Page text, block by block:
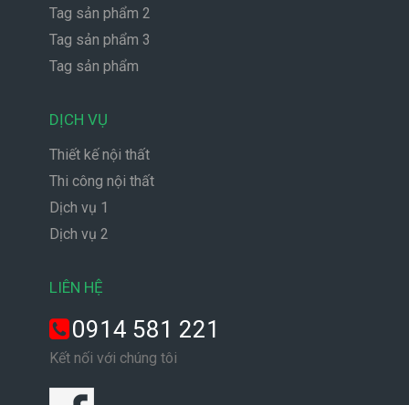
Tag sản phẩm 2
Tag sản phẩm 3
Tag sản phẩm
DỊCH VỤ
Thiết kế nội thất
Thi công nội thất
Dịch vụ 1
Dịch vụ 2
LIÊN HỆ
0914 581 221
Kết nối với chúng tôi